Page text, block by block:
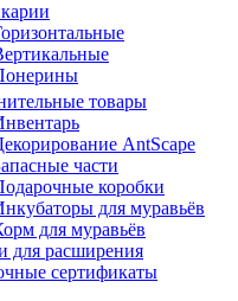
товары
AntScape
части
коробки
для муравьёв
для муравьёв
для расширения
сертификаты